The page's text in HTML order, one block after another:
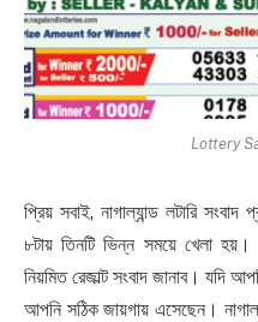
Lottery
প্রিয় সবাই, নাগাল্যান্ড লটারি
৮টায় তিনটি ভিন্ন সময়ে খেলা
নিয়মিত রেজাল্ট সংবাদ জানাব। যদি
আপনি সঠিক জায়গায় এসেছেন।